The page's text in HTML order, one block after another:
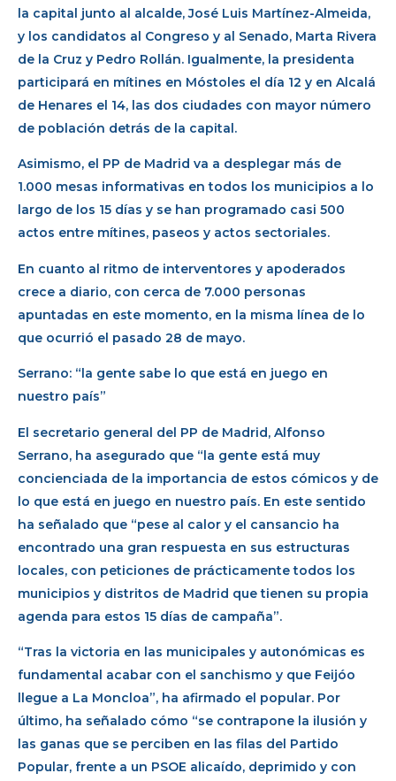
la capital junto al alcalde, José Luis Martínez-Almeida,
y los candidatos al Congreso y al Senado, Marta Rivera
de la Cruz y Pedro Rollán. Igualmente, la presidenta
participará en mítines en Móstoles el día 12 y en Alcalá
de Henares el 14, las dos ciudades con mayor número
de población detrás de la capital.
Asimismo, el PP de Madrid va a desplegar más de
1.000 mesas informativas en todos los municipios a lo
largo de los 15 días y se han programado casi 500
actos entre mítines, paseos y actos sectoriales.
En cuanto al ritmo de interventores y apoderados
crece a diario, con cerca de 7.000 personas
apuntadas en este momento, en la misma línea de lo
que ocurrió el pasado 28 de mayo.
Serrano: “la gente sabe lo que está en juego en
nuestro país”
El secretario general del PP de Madrid, Alfonso
Serrano, ha asegurado que “la gente está muy
concienciada de la importancia de estos cómicos y de
lo que está en juego en nuestro país. En este sentido
ha señalado que “pese al calor y el cansancio ha
encontrado una gran respuesta en sus estructuras
locales, con peticiones de prácticamente todos los
municipios y distritos de Madrid que tienen su propia
agenda para estos 15 días de campaña”.
“Tras la victoria en las municipales y autonómicas es
fundamental acabar con el sanchismo y que Feijóo
llegue a La Moncloa”, ha afirmado el popular. Por
último, ha señalado cómo “se contrapone la ilusión y
las ganas que se perciben en las filas del Partido
Popular, frente a un PSOE alicaído, deprimido y con